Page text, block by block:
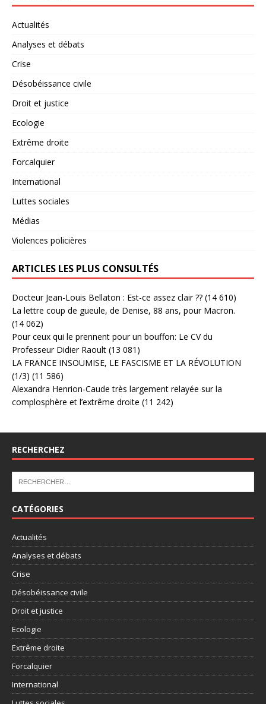
Actualités
Analyses et débats
Crise
Désobéissance civile
Droit et justice
Ecologie
Extrême droite
Forcalquier
International
Luttes sociales
Médias
Violences policières
ARTICLES LES PLUS CONSULTÉS
Docteur Jean-Louis Bellaton : Est-ce assez clair ?? (14 610)
La lettre coup de gueule, de Denise, 88 ans, pour Macron.
(14 062)
Pour ceux qui le prennent pour un bouffon: Le CV du
Professeur Didier Raoult (13 081)
LA FRANCE INSOUMISE, LE FASCISME ET LA RÉVOLUTION
(1/3) (11 586)
Alexandra Henrion-Caude très largement relayée sur la
complosphère et l’extrême droite (11 242)
RECHERCHEZ
CATÉGORIES
Actualités
Analyses et débats
Crise
Désobéissance civile
Droit et justice
Ecologie
Extrême droite
Forcalquier
International